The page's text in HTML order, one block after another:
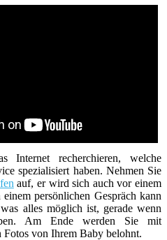
Internet recherchieren, welche
spezialisiert haben. Nehmen Sie
auf, er wird sich auch vor einem
persönlichen Gespräch kann
alles möglich ist, gerade wenn
Am Ende werden Sie mit
Fotos von Ihrem Baby belohnt.